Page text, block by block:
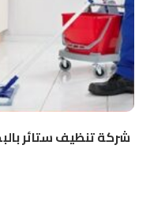
شركة تنظيف ستائر